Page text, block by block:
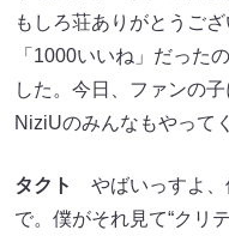
もしろ荘ありがとうご
「1000いいね」だった
した。今日、ファンの
NiziUのみんなもやって
タクト
やばいっすよ、
で。僕がそれ見て“クリ